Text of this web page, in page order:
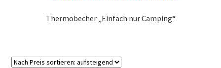
Thermobecher „Einfach nur Camping“